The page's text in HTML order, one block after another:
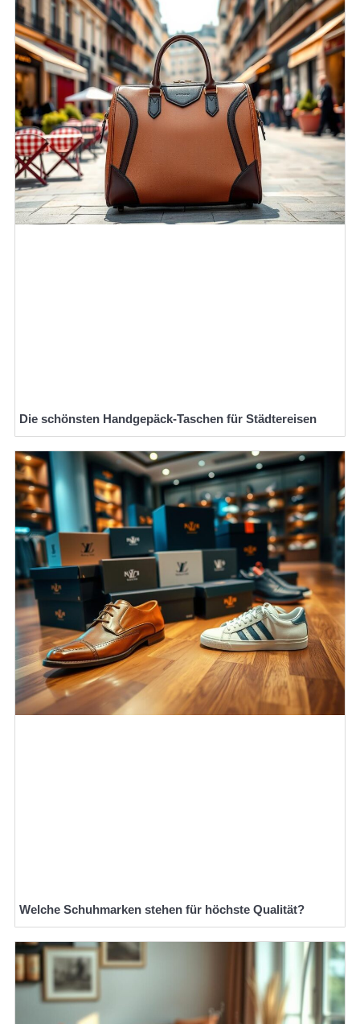
Die schönsten Handgepäck-Taschen für Städtereisen
Welche Schuhmarken stehen für höchste Qualität?